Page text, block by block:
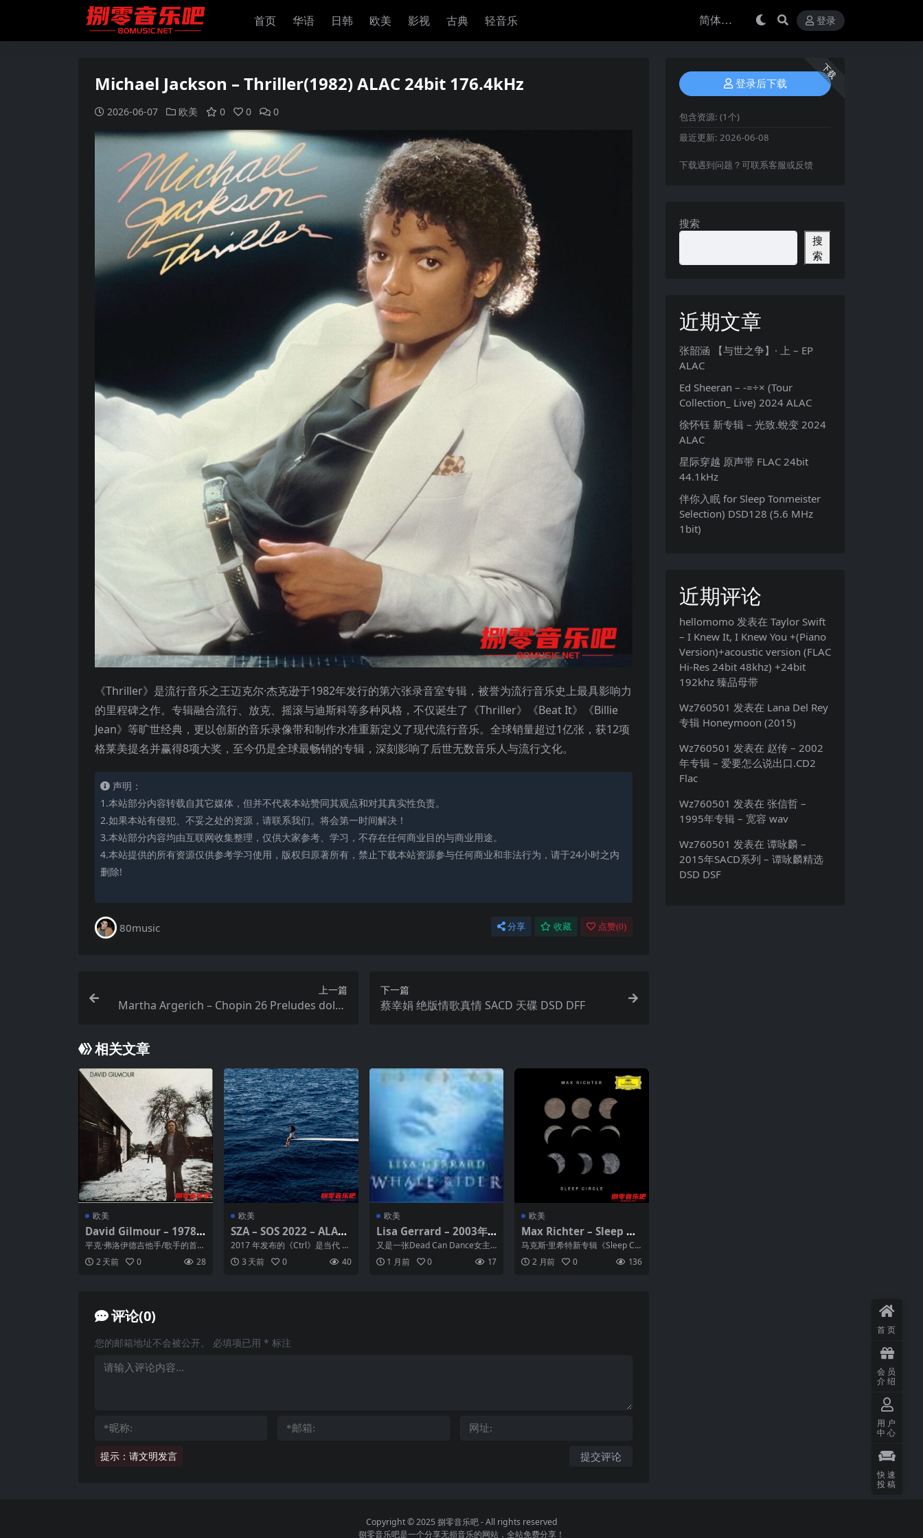
首页 华语 日韩 欧美 影视 古典 轻音乐 登录
Michael Jackson – Thriller(1982) ALAC 24bit 176.4kHz
2026-06-07 欧美 0 0 0
《Thriller》是流行音乐之王迈克尔·杰克逊于1982年发行的第六张录音室专辑，被誉为流行音乐史上最具影响力
的里程碑之作。专辑融合流行、放克、摇滚与迪斯科等多种风格，不仅诞生了《Thriller》《Beat It》《Billie
Jean》等旷世经典，更以创新的音乐录像带和制作水准重新定义了现代流行音乐。全球销量超过1亿张，获12项
格莱美提名并赢得8项大奖，至今仍是全球最畅销的专辑，深刻影响了后世无数音乐人与流行文化。
声明：
1.本站部分内容转载自其它媒体，但并不代表本站赞同其观点和对其真实性负责。
2.如果本站有侵犯、不妥之处的资源，请联系我们。将会第一时间解决！
3.本站部分内容均由互联网收集整理，仅供大家参考、学习，不存在任何商业目的与商业用途。
4.本站提供的所有资源仅供参考学习使用，版权归原著所有，禁止下载本站资源参与任何商业和非法行为，请于24小时之内
删除!
80music 分享 收藏 点赞(0)
上一篇
Martha Argerich – Chopin 26 Preludes dolby
下一篇
蔡幸娟 绝版情歌真情 SACD 天碟 DSD DFF
相关文章
欧美
David Gilmour – 1978
年专辑 – David Gilmour
Flac
平克·弗洛伊德吉他手/歌手的首张
个人专辑，最初发行于 1978
年，经过数字重制...
2 天前 0 28
欧美
SZA – SOS 2022 – ALAC
｜Hi-Res 24-Bit 44.1 kH
z
2017 年发布的《Ctrl》是当代 R
&B 史上最具影响力的专辑之
一。...3 天前 0 40
欧美
Lisa Gerrard – 2003年
专辑 – Whalerider Flac
又是一张Dead Can Dance女主
唱Lisa Gerrard参与制作的电影...
1 月前 0 17
欧美
Max Richter – Sleep Cir
cle 2025 FLAC 24bit 96
kHz qobuz 新古典
马克斯·里希特新专辑《Sleep Cir
cle》于9月5日（周五）由德意志
留声机...
2 月前 0 136
评论(0)
提示：请文明发言
您的邮箱地址不会被公开。 必填项已用 * 标注
下载
登录后下载
包含资源: (1个)
最近更新: 2026-06-08
下载遇到问题？可联系客服或反馈
搜索
搜
索
近期文章
张韶涵 【与世之争】· 上 – EP
ALAC
Ed Sheeran – -=÷× (Tour
Collection_ Live) 2024 ALAC
徐怀钰 新专辑 – 光致.蛻变 2024
ALAC
星际穿越 原声带 FLAC 24bit
44.1kHz
伴你入眠 for Sleep Tonmeister
Selection) DSD128 (5.6 MHz
1bit)
近期评论
hellomomo 发表在 Taylor Swift
– I Knew It, I Knew You +(Piano
Version)+acoustic version (FLAC
Hi-Res 24bit 48khz) +24bit
192khz 臻品母带
Wz760501 发表在 Lana Del Rey
专辑 Honeymoon (2015)
Wz760501 发表在 赵传 – 2002
年专辑 – 爱要怎么说出口.CD2
Flac
Wz760501 发表在 张信哲 –
1995年专辑 – 宽容 wav
Wz760501 发表在 谭咏麟 –
2015年SACD系列 – 谭咏麟精选
DSD DSF
Copyright © 2025捌零音乐吧- All rights reserved
捌零音乐吧是一个分享无损音乐的网站，全站免费分享！
首页
会员
介绍
用户
中心
快速
投稿